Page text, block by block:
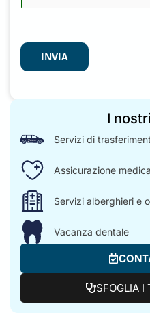
INVIA
I
Servizi di
Assicurazione
Servizi alberghieri e
Vacanza dentale
SFOGLIA I